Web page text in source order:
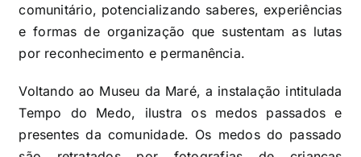
comunitário, potencializando saberes, experiências
e formas de organização que sustentam as lutas
por reconhecimento e permanência.
Voltando ao Museu da Maré, a instalação intitulada
Tempo do Medo, ilustra os medos passados e
presentes da comunidade. Os medos do passado